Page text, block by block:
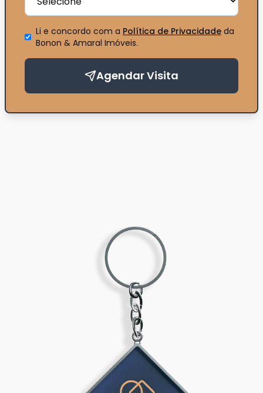
Li e concordo com a Política de Privacidadeda
Bonon & Amaral Imóveis.
Agendar Visita